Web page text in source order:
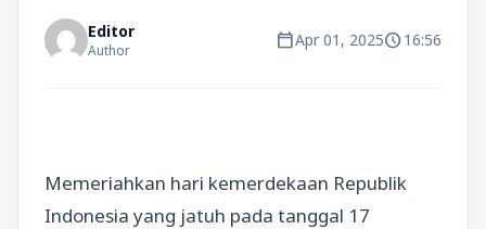
Editor
Author calendar_todayApr 01, 2025schedule16:56
Memeriahkan hari kemerdekaan Republik
Indonesia yang jatuh pada tanggal 17